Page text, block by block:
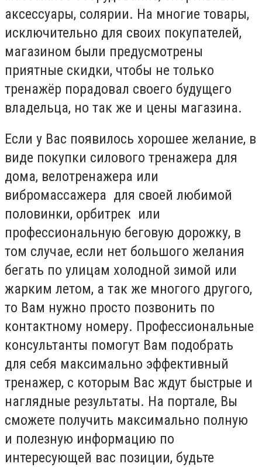
аксессуары, солярии. На многие товары,
исключительно для своих покупателей,
магазином были предусмотрены
приятные скидки, чтобы не только
тренажёр порадовал своего будущего
владельца, но так же и цены магазина.
Если у Вас появилось хорошее желание, в
виде покупки силового тренажера для
дома, велотренажера или
вибромассажера для своей любимой
половинки, орбитрек или
профессиональную беговую дорожку, в
том случае, если нет большого желания
бегать по улицам холодной зимой или
жарким летом, а так же многого другого,
то Вам нужно просто позвонить по
контактному номеру. Профессиональные
консультанты помогут Вам подобрать
для себя максимально эффективный
тренажер, с которым Вас ждут быстрые и
наглядные результаты. На портале, Вы
сможете получить максимально полную
и полезную информацию по
интересующей вас позиции, будьте